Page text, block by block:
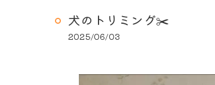
犬のトリミング✂️
2025/06/03